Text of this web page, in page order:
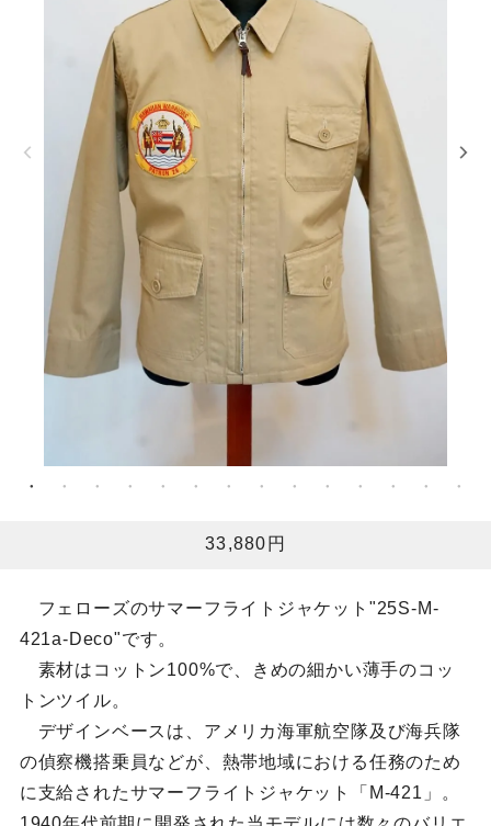
33,880円
フェローズのサマーフライトジャケット"25S-M-
421a-Deco"です。
素材はコットン100%で、きめの細かい薄手のコッ
トンツイル。
デザインベースは、アメリカ海軍航空隊及び海兵隊
の偵察機搭乗員などが、熱帯地域における任務のため
に支給されたサマーフライトジャケット「M-421」。